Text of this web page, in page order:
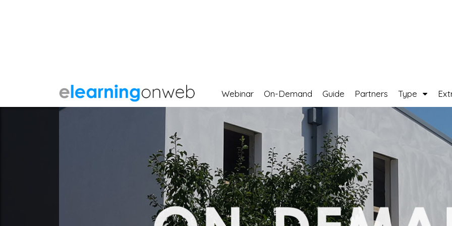
Webinar On-Demand Guide Partners Type